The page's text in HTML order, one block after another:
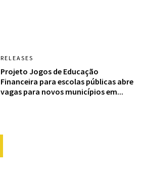
RELEASES
Projeto Jogos de Educação
Financeira para escolas públicas abre
vagas para novos municípios em...